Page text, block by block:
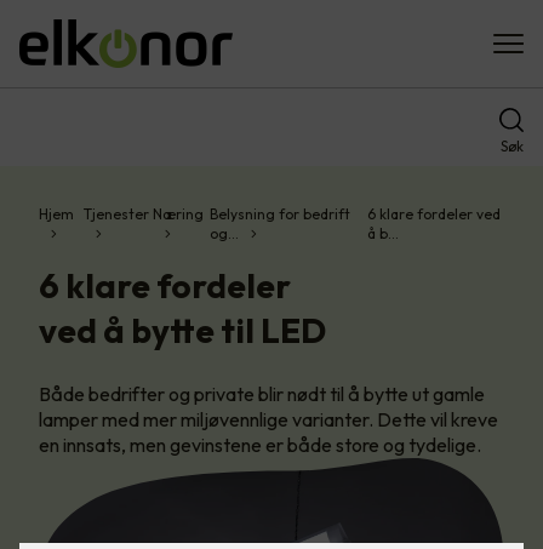
Søk
Hjem Tjenester Næring Belysning for bedrift
og…
6 klare fordeler ved
å b…
6 klare fordeler
ved å bytte til LED
Både bedrifter og private blir nødt til å bytte ut gamle
lamper med mer miljøvennlige varianter. Dette vil kreve
en innsats, men gevinstene er både store og tydelige.